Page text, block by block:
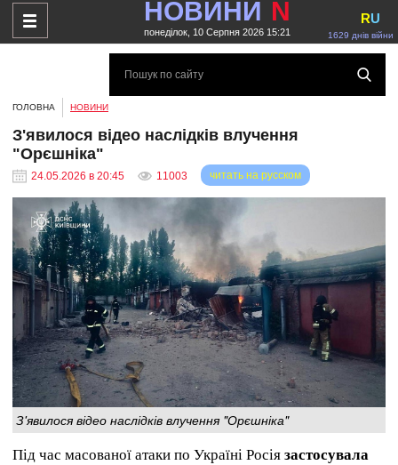
НОВИНИ N
понеділок, 10 Серпня 2026 15:21 1629 днів війни
RU
ГОЛОВНА НОВИНИ
З'явилося відео наслідків влучення
"Орєшніка"
24.05.2026 в 20:45 11003 читать на русском
З'явилося відео наслідків влучення "Орєшніка"
Під час масованої атаки по Україні Росія застосувала